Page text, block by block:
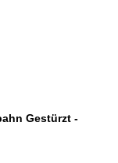
Gestürzt -